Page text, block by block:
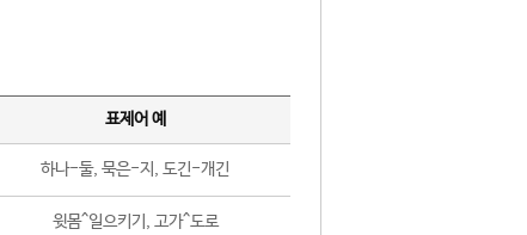
표제어 예
하나-둘, 묵은-지, 도긴-개긴
윗몸^일으키기, 고가^도로